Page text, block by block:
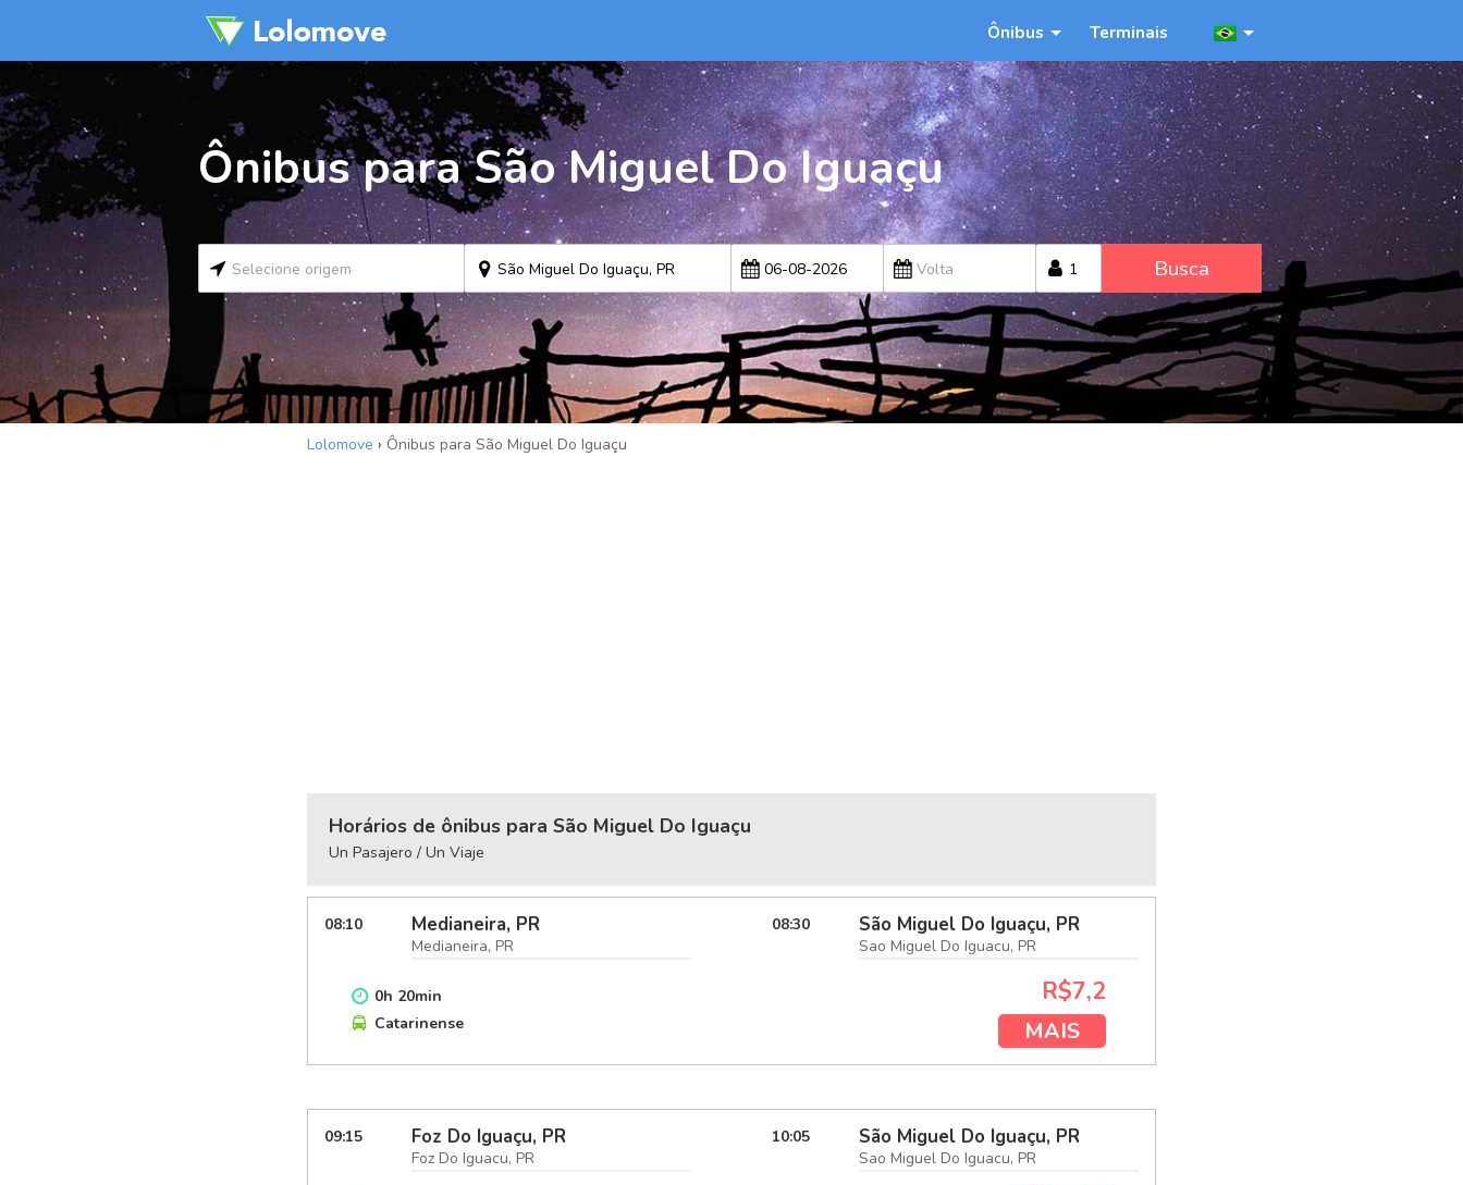
Ônibus Terminais
Ônibus para São Miguel Do Iguaçu
Busca
Lolomove › Ônibus para São Miguel Do Iguaçu
Horários de ônibus para São Miguel Do Iguaçu
Un Pasajero / Un Viaje
08:10 Medianeira, PR
Medianeira, PR
08:30 São Miguel Do Iguaçu, PR
Sao Miguel Do Iguacu, PR
0h 20min
Catarinense
R$7,2
MAIS
09:15 Foz Do Iguaçu, PR
Foz Do Iguacu, PR
10:05 São Miguel Do Iguaçu, PR
Sao Miguel Do Iguacu, PR